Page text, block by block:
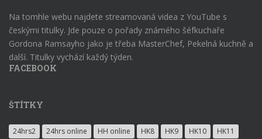
Na tomhle webu najdete streamovaná videa z YouTube s
českými titulky. Jde pouze o pořady známého šéfkuchaře
Gordona Ramsayho jako je třeba MasterChef, Pekelná kuchně a
další. Titulky vychází každý týden.
FACEBOOK
ŠTÍTKY
24hrs2 24hrs online HH online HK8 HK9 HK10 HK11